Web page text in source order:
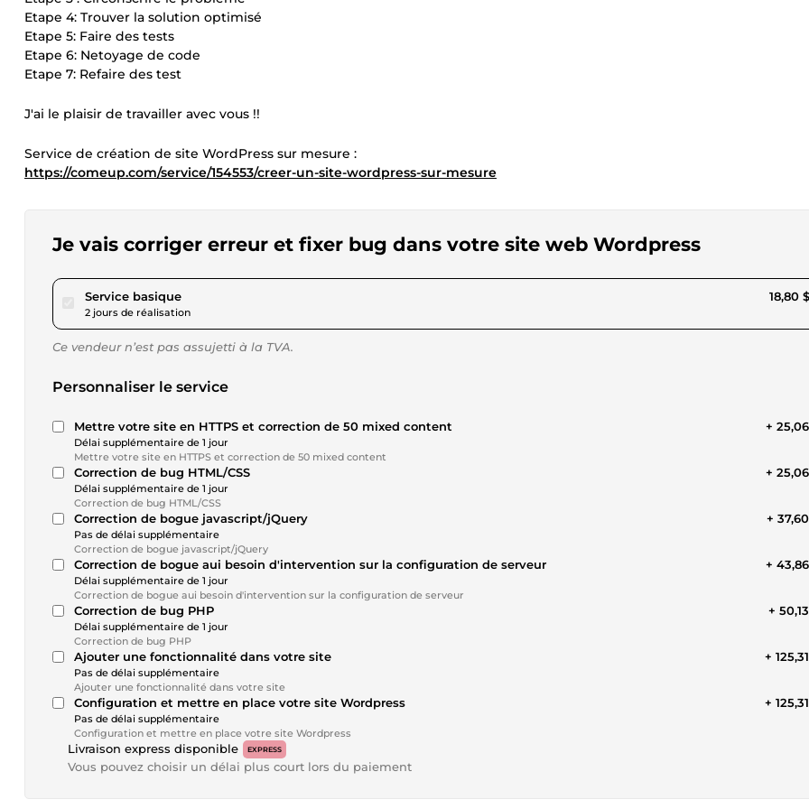
Etape 4: Trouver la solution optimisé
Etape 5: Faire des tests
Etape 6: Netoyage de code
Etape 7: Refaire des test
J'ai le plaisir de travailler avec vous !!
Service de création de site WordPress sur mesure :
https://comeup.com/service/154553/creer-un-site-wordpress-sur-mesure
Je vais corriger erreur et fixer bug dans votre site web Wordpress
Service basiquepour 17,32 $US
2 jours de réalisation
18,80
Ce vendeur n’est pas assujetti à la TVA.
Personnaliser le service
Mettre votre site en HTTPS et correction de 50 mixed content
Délai supplémentaire de 1 jour
Mettre votre site en HTTPS et correction de 50 mixed content
+
Correction de bug HTML/CSS
Délai supplémentaire de 1 jour
Correction de bug HTML/CSS
+
Correction de bogue javascript/jQuery
Pas de délai supplémentaire
Correction de bogue javascript/jQuery
+
Correction de bogue aui besoin d'intervention sur la configuration de serveur
Délai supplémentaire de 1 jour
Correction de bogue aui besoin d'intervention sur la configuration de serveur
+
Correction de bug PHP
Délai supplémentaire de 1 jour
Correction de bug PHP
+
Ajouter une fonctionnalité dans votre site
Pas de délai supplémentaire
Ajouter une fonctionnalité dans votre site
+
Configuration et mettre en place votre site Wordpress
Pas de délai supplémentaire
Configuration et mettre en place votre site Wordpress
+
Livraison express disponible EXPRESS
Vous pouvez choisir un délai plus court lors du paiement